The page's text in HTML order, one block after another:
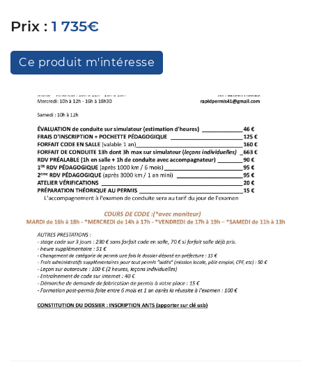
Accueil
Tarifs
Label
Galerie
Une question
02 54 77 30
Prix : 1 735€
Ce produit m'intéresse